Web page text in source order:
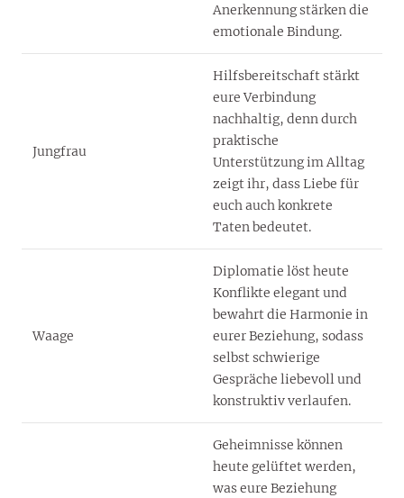
Anerkennung stärken die
emotionale Bindung.
Jungfrau
Hilfsbereitschaft stärkt
eure Verbindung
nachhaltig, denn durch
praktische
Unterstützung im Alltag
zeigt ihr, dass Liebe für
euch auch konkrete
Taten bedeutet.
Waage
Diplomatie löst heute
Konflikte elegant und
bewahrt die Harmonie in
eurer Beziehung, sodass
selbst schwierige
Gespräche liebevoll und
konstruktiv verlaufen.
Geheimnisse können
heute gelüftet werden,
was eure Beziehung